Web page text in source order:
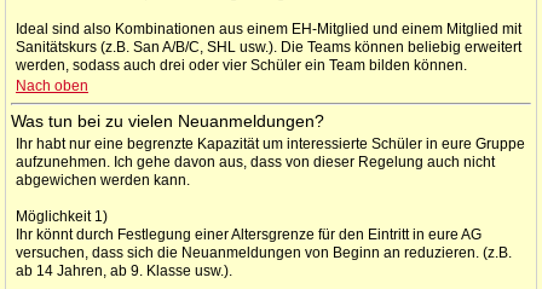
Ideal sind also Kombinationen aus einem EH-Mitglied und einem Mitglied mit
Sanitätskurs (z.B. San A/B/C, SHL usw.). Die Teams können beliebig erweitert
werden, sodass auch drei oder vier Schüler ein Team bilden können.
Nach oben
Was tun bei zu vielen Neuanmeldungen?
Ihr habt nur eine begrenzte Kapazität um interessierte Schüler in eure Gruppe
aufzunehmen. Ich gehe davon aus, dass von dieser Regelung auch nicht
abgewichen werden kann.
Möglichkeit 1)
Ihr könnt durch Festlegung einer Altersgrenze für den Eintritt in eure AG
versuchen, dass sich die Neuanmeldungen von Beginn an reduzieren. (z.B.
ab 14 Jahren, ab 9. Klasse usw.).